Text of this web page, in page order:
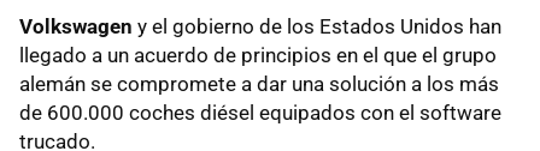
Volkswagen y el gobierno de los Estados Unidos han
llegado a un acuerdo de principios en el que el grupo
alemán se compromete a dar una solución a los más
de 600.000 coches diésel equipados con el software
trucado.